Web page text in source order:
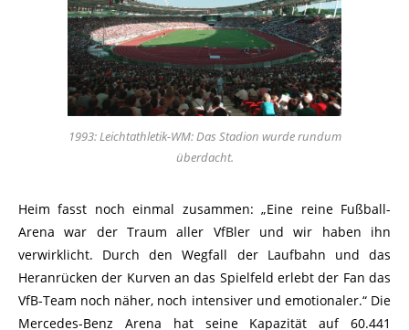
1993: Leichtathletik-WM: Das Stadion wurde rundum
überdacht.
Heim fasst noch einmal zusammen: „Eine reine Fußball-
Arena war der Traum aller VfBler und wir haben ihn
verwirklicht. Durch den Wegfall der Laufbahn und das
Heranrücken der Kurven an das Spielfeld erlebt der Fan das
VfB-Team noch näher, noch intensiver und emotionaler.“ Die
Mercedes-Benz Arena hat seine Kapazität auf 60.441